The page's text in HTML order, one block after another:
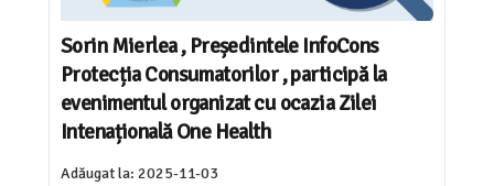
Sorin Mierlea , Președintele InfoCons
Protecția Consumatorilor , participă la
evenimentul organizat cu ocazia Zilei
Intenațională One Health
Adăugat la: 2025-11-03